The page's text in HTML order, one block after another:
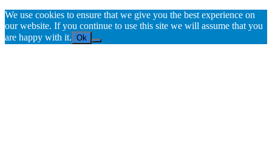
We use cookies to ensure that we give you the best experience on
our website. If you continue to use this site we will assume that you
are happy with it. Ok